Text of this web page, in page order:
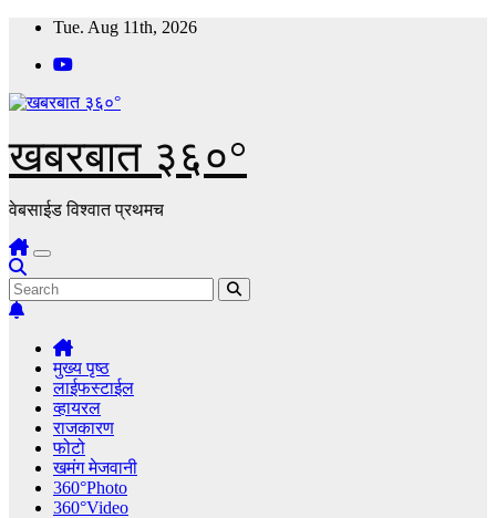
Skip
content
Tue. Aug 11th, 2026
खबरबात ३६०°
वेबसाईड विश्वात प्रथमच
मुख्य पृष्ठ
लाईफस्टाईल
व्हायरल
राजकारण
फोटो
खमंग मेजवानी
360°Photo
360°Video